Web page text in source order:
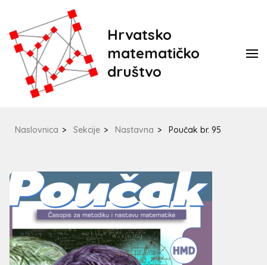
Hrvatsko
matematičko
društvo
Naslovnica > Sekcije > Nastavna > Poučak br. 95